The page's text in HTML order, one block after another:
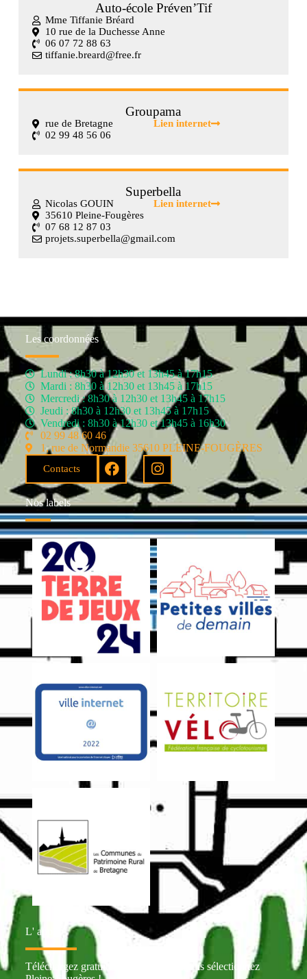
Auto-école Préven’Tif
Mme Tiffanie Bréard
10 rue de la Duchesse Anne
06 07 72 88 63
tiffanie.breard@free.fr
Groupama
rue de Bretagne
02 99 48 56 06
Lien internet
Superbella
Nicolas GOUIN
35610 Pleine-Fougères
07 68 12 87 03
projets.superbella@gmail.com
Lien internet
Les coordonnées
Lundi : 8h30 à 12h30 et 13h45 à 17h15
Mardi : 8h30 à 12h30 et 13h45 à 17h15
Mercredi : 8h30 à 12h30 et 13h45 à 17h15
Jeudi : 8h30 à 12h30 et 13h45 à 17h15
Vendredi : 8h30 à 12h30 et 13h45 à 16h30
02 99 48 60 46
1, rue de Normandie 35610 PLEINE-FOUGÈRES
Contacts
Nos labels
L' appli
Téléchargez gratuitement Intramuros puis sélectionnez